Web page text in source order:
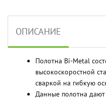
ОПИСАНИЕ
Полотна Bi-Metal
высокоскоростной
сваркой на гибкую
Данные полотна дают